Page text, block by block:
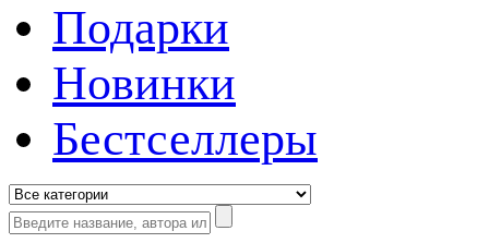
Подарки
Новинки
Бестселлеры